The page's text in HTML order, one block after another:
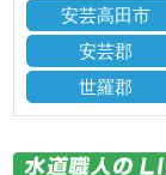
安芸高田市
安芸郡
世羅郡